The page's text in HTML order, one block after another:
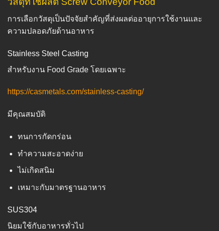
การเลือกวัสดุเป็นปัจจัยสำคัญที่ส่งผลต่ออายุการใช้งานและ
ความปลอดภัยด้านอาหาร
Stainless Steel Casting
สำหรับงาน Food Grade โดยเฉพาะ
https://casmetals.com/stainless-casting/
มีคุณสมบัติ
ทนการกัดกร่อน
ทำความสะอาดง่าย
ไม่เกิดสนิม
เหมาะกับมาตรฐานอาหาร
SUS304
นิยมใช้กับอาหารทั่วไป